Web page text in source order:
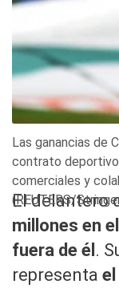
Las ganancias de
contrato
comerciales y
(REUTERS/
El delantero
millones en
fuera de él .
representa